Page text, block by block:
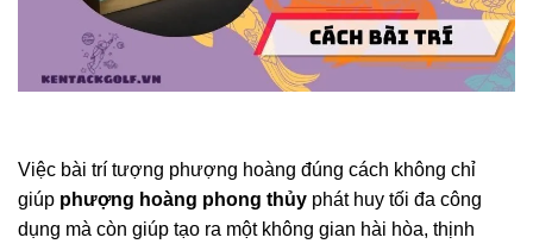
Việc bài trí tượng phượng hoàng đúng cách không chỉ
giúp phượng hoàng phong thủy phát huy tối đa công
dụng mà còn giúp tạo ra một không gian hài hòa, thịnh